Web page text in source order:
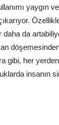
yaygın
da
gibi, her
insanın